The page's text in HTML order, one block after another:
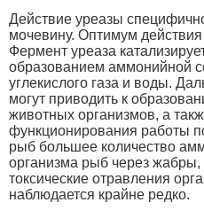
Действие уреазы
мочевину. Оптимум
Фермент уреаза
образованием аммонийной
углекислого газа и воды.
могут приводить к
животных организмов, а
функционирования работы
рыб большее количество
организма рыб через жабры,
токсические отравления
наблюдается крайне редко.